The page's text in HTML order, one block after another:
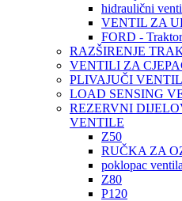
hidraulični
VENTIL ZA
FORD - Traktor
RAZŠIRENJE
VENTILI ZA
PLIVAJUČI
LOAD SENSING
REZERVNI
VENTILE
Z50
RUČKA ZA
poklopac ventila
Z80
P120